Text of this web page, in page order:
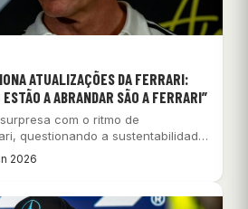
ATUALIZAÇÕES DA FERRARI:
A ABRANDAR SÃO A FERRARI”
com o ritmo de
questionando a sustentabilidade
2026